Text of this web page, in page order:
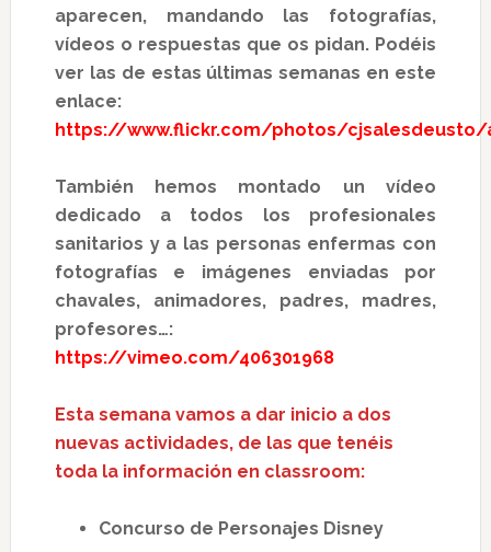
aparecen, mandando las fotografías,
vídeos o respuestas que os pidan. Podéis
ver las de estas últimas semanas en este
enlace:
https://www.flickr.com/photos/cjsalesdeusto/
También hemos montado un vídeo
dedicado a todos los profesionales
sanitarios y a las personas enfermas con
fotografías e imágenes enviadas por
chavales, animadores, padres, madres,
profesores…:
https://vimeo.com/406301968
Esta semana vamos a dar inicio a dos
nuevas actividades, de las que tenéis
toda la información en classroom:
Concurso de Personajes Disney